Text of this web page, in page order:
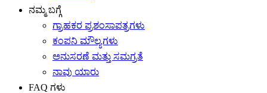
ನಮ್ಮ ಬಗ್ಗೆ
ಗ್ರಾಹಕರ ಪ್ರಶಂಸಾಪತ್ರಗಳು
ಕಂಪನಿ ಮೌಲ್ಯಗಳು
ಅನುಸರಣೆ ಮತ್ತು ಸಮಗ್ರತೆ
ನಾವು ಯಾರು
FAQ ಗಳು